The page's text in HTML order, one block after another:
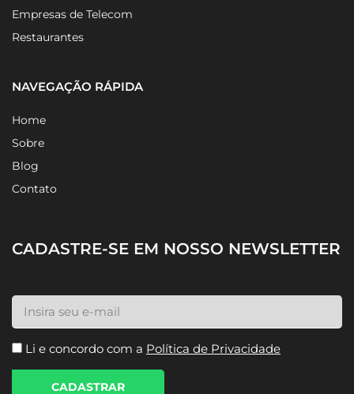
Empresas de Telecom
Restaurantes
NAVEGAÇÃO RÁPIDA
Home
Sobre
Blog
Contato
CADASTRE-SE EM NOSSO NEWSLETTER
Li e concordo com a Política de Privacidade
CADASTRAR